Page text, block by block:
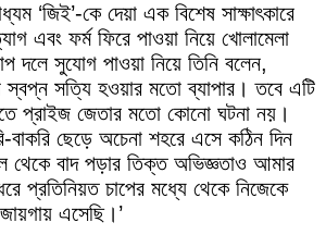
‘জিই’-কে দেয়া এক বিশেষ সাক্ষাৎকারে
এবং ফর্ম ফিরে পাওয়া নিয়ে খোলামেলা
দলে সুযোগ পাওয়া নিয়ে তিনি বলেন,
স্বপ্ন সত্যি হওয়ার মতো ব্যাপার। তবে এটি
প্রাইজ জেতার মতো কোনো ঘটনা নয়।
বাকরি ছেড়ে অচেনা শহরে এসে কঠিন দিন
থেকে বাদ পড়ার তিক্ত অভিজ্ঞতাও আমার
চাপের মধ্যে থেকে নিজেকে
এসেছি।’